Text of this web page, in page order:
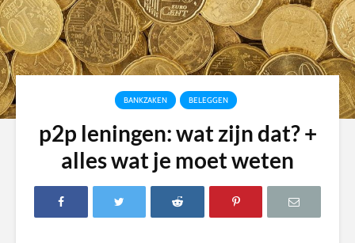
BANKZAKEN BELEGGEN
p2p leningen: wat zijn dat? +
alles wat je moet weten